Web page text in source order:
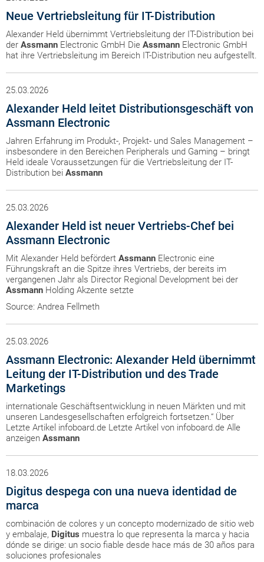
Neue Vertriebsleitung für IT-Distribution
Alexander Held übernimmt Vertriebsleitung der IT-Distribution bei
der Assmann Electronic GmbH Die Assmann Electronic GmbH
hat ihre Vertriebsleitung im Bereich IT-Distribution neu aufgestellt.
25.03.2026
Alexander Held leitet Distributionsgeschäft von
Assmann Electronic
Jahren Erfahrung im Produkt-, Projekt- und Sales Management –
insbesondere in den Bereichen Peripherals und Gaming – bringt
Held ideale Voraussetzungen für die Vertriebsleitung der IT-
Distribution bei Assmann
25.03.2026
Alexander Held ist neuer Vertriebs-Chef bei
Assmann Electronic
Mit Alexander Held befördert Assmann Electronic eine
Führungskraft an die Spitze ihres Vertriebs, der bereits im
vergangenen Jahr als Director Regional Development bei der
Assmann Holding Akzente setzte
Source: Andrea Fellmeth
25.03.2026
Assmann Electronic: Alexander Held übernimmt
Leitung der IT-Distribution und des Trade
Marketings
internationale Geschäftsentwicklung in neuen Märkten und mit
unseren Landesgesellschaften erfolgreich fortsetzen.“ Über
Letzte Artikel infoboard.de Letzte Artikel von infoboard.de Alle
anzeigen Assmann
18.03.2026
Digitus despega con una nueva identidad de
marca
combinación de colores y un concepto modernizado de sitio web
y embalaje, Digitus muestra lo que representa la marca y hacia
dónde se dirige: un socio fiable desde hace más de 30 años para
soluciones profesionales